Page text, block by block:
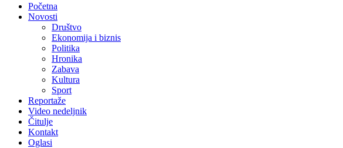
Početna
Novosti
Društvo
Ekonomija i biznis
Politika
Hronika
Zabava
Kultura
Sport
Reportaže
Video nedeljnik
Čitulje
Kontakt
Oglasi